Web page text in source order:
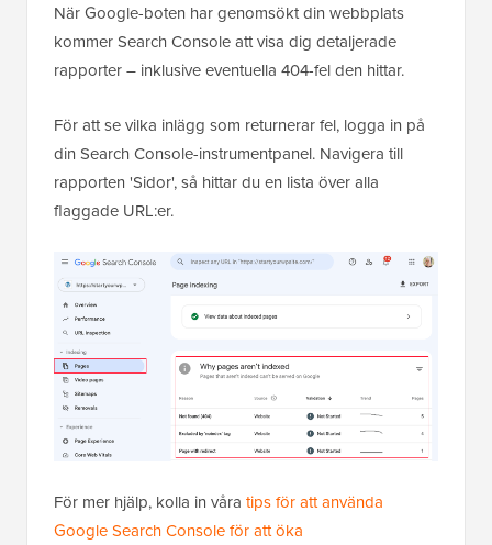
När Google-boten har genomsökt din webbplats
kommer Search Console att visa dig detaljerade
rapporter – inklusive eventuella 404-fel den hittar.
För att se vilka inlägg som returnerar fel, logga in på
din Search Console-instrumentpanel. Navigera till
rapporten 'Sidor', så hittar du en lista över alla
flaggade URL:er.
För mer hjälp, kolla in våra tips för att använda
Google Search Console för att öka